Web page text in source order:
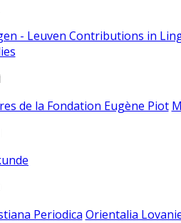
- Leuven Contributions in
de la Fondation Eugène Piot
Periodica Orientalia